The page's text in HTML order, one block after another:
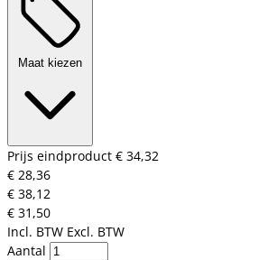
Maat kiezen
Prijs eindproduct € 34,32
€ 28,36
€ 38,12
€ 31,50
Incl. BTW Excl. BTW
Aantal